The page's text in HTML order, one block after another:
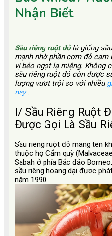
Sầu riêng ruột đỏlà giống
mạnh nhờ phần cơm đỏ cam
vị béo ngọt lạ miệng. Không
sầu riêng ruột đỏ còn được
lượng vượt trội so với nhiều
nay.
I/ Sầu Riêng Ruột
Được Gọi Là Sầu
Sầu riêng ruột đỏ mang tên
thuộc họ Cẩm quỳ
Sabah ở phía Bắc đảo
sầu riêng hoang dại được
năm 1990.
Nhận Biết